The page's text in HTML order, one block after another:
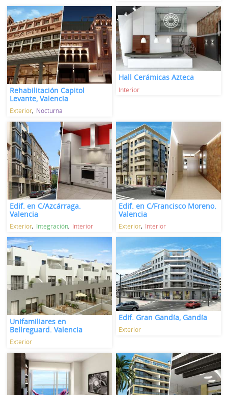
Rehabilitación Capitol
Levante, Valencia
Exterior Nocturna
Hall Cerámicas Azteca
Interior
Edif. en C/Azcárraga.
Valencia
Exterior Integración Interior
Edif. en C/Francisco Moreno.
Valencia
Exterior Interior
Unifamiliares en
Bellreguard. Valencia
Exterior
Edif. Gran Gandía, Gandía
Exterior